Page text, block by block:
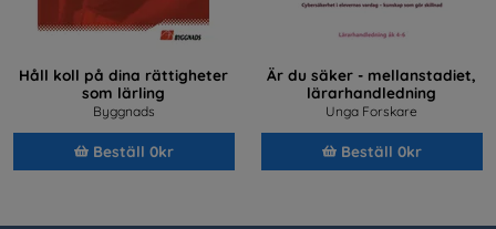
Håll koll på dina rättigheter
som lärling
Byggnads
Beställ 0kr
Är du säker - mellanstadiet,
lärarhandledning
Unga Forskare
Beställ 0kr